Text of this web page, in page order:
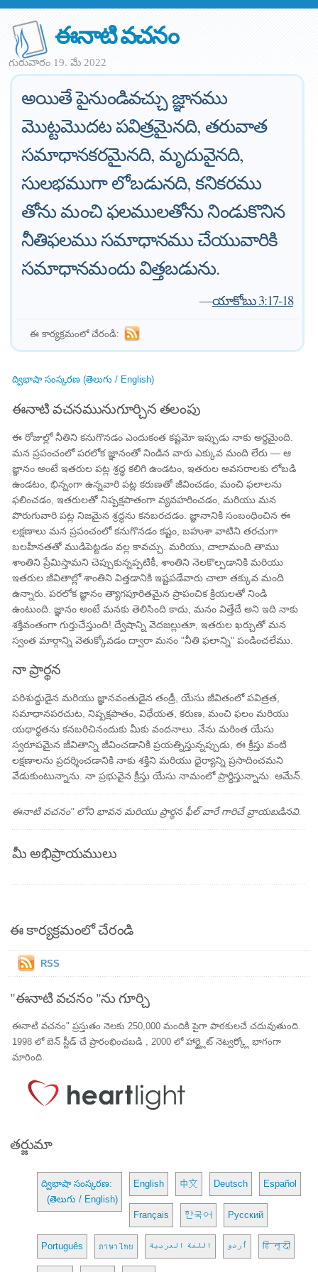
ఈనాటి వచనం
గురువారం 19. మే 2022
అయితే పైనుండివచ్చు జ్ఞానము
మొట్టమొదట పవిత్రమైనది, తరువాత
సమాధానకరమైనది, మృదువైనది,
సులభముగా లోబడునది, కనికరము
తోను మంచి ఫలములతోను నిండుకొనిన
నీతిఫలము సమాధానము చేయువారికి
సమాధానమందు విత్తబడును.
—యాకోబు 3:17-18
ఈ కార్యక్రమంలో చేరండి:
ద్విభాషా సంస్కరణ (తెలుగు / English)
ఈనాటి వచనమునుగూర్చిన తలంపు
ఈ రోజుల్లో నీతిని కనుగొనడం ఎందుకంత కష్టమో ఇప్పుడు నాకు అర్థమైంది.
మన ప్రపంచంలో పరలోక జ్ఞానంతో నిండిన వారు ఎక్కువ మంది లేరు — ఆ
జ్ఞానం అంటే ఇతరుల పట్ల శ్రద్ధ కలిగి ఉండటం, ఇతరుల అవసరాలకు లోబడి
ఉండటం, భిన్నంగా ఉన్నవారి పట్ల కరుణతో జీవించడం, మంచి ఫలాలను
ఫలించడం, ఇతరులతో నిష్పక్షపాతంగా వ్యవహరించడం, మరియు మన
పొరుగువారి పట్ల నిజమైన శ్రద్ధను కనబరచడం. జ్ఞానానికి సంబంధించిన ఈ
లక్షణాలు మన ప్రపంచంలో కనుగొనడం కష్టం, బహుశా వాటిని తరచుగా
బలహీనతతో ముడిపెట్టడం వల్ల కావచ్చు. మరియు, చాలామంది తాము
శాంతిని ప్రేమిస్తామని చెప్పుకున్నప్పటికీ, శాంతిని నెలకొల్పడానికి మరియు
ఇతరుల జీవితాల్లో శాంతిని విత్తడానికి ఇష్టపడేవారు చాలా తక్కువ మంది
ఉన్నారు. పరలోక జ్ఞానం త్యాగపూరితమైన ప్రాపంచిక క్రియలతో నిండి
ఉంటుంది. జ్ఞానం అంటే మనకు తెలిసింది కాదు, మనం విత్తేదే అని ఇది నాకు
శక్తివంతంగా గుర్తుచేస్తుంది! ద్వేషాన్ని వెదజల్లుతూ, ఇతరుల ఖర్చుతో మన
స్వంత మార్గాన్ని వెతుక్కోవడం ద్వారా మనం "నీతి ఫలాన్ని" పండించలేము.
నా ప్రార్థన
పరిశుద్ధుడైన మరియు జ్ఞానవంతుడైన తండ్రీ, యేసు జీవితంలో పవిత్రత,
సమాధానపరచుట, నిష్పక్షపాతం, విధేయత, కరుణ, మంచి ఫలం మరియు
యథార్థతను కనబరిచినందుకు మీకు వందనాలు. నేను మరింత యేసు
స్వరూపమైన జీవితాన్ని జీవించడానికి ప్రయత్నిస్తున్నప్పుడు, ఈ క్రీస్తు వంటి
లక్షణాలను ప్రదర్శించడానికి నాకు శక్తిని మరియు ధైర్యాన్ని ప్రసాదించమని
వేడుకుంటున్నాను. నా ప్రభువైన క్రీస్తు యేసు నామంలో ప్రార్థిస్తున్నాను. ఆమేన్.
ఈనాటి వచనం" లోని భావన మరియు ప్రార్థన ఫీల్ వారే గారిచే వ్రాయబడినవి.
మీ అభిప్రాయములు
ఈ కార్యక్రమంలో చేరండి
RSS
"ఈనాటి వచనం "ను గూర్చి
ఈనాటి వచనం" ప్రస్తుతం నెలకు 250,000 మందికి పైగా పాఠకులచే చదువుతుంది.
1998 లో బెన్ స్టీడ్ చే ప్రారంభించబడి , 2000 లో హార్ట్లైట్ నెట్వర్క్లో భాగంగా
మారింది.
తర్జుమా
ద్విభాషా సంస్కరణ:
(తెలుగు / English)
English 中文 Deutsch Español
Français 한국어 Русский
Português ภาษาไทย اللغة العربية اُردو हिन्दी